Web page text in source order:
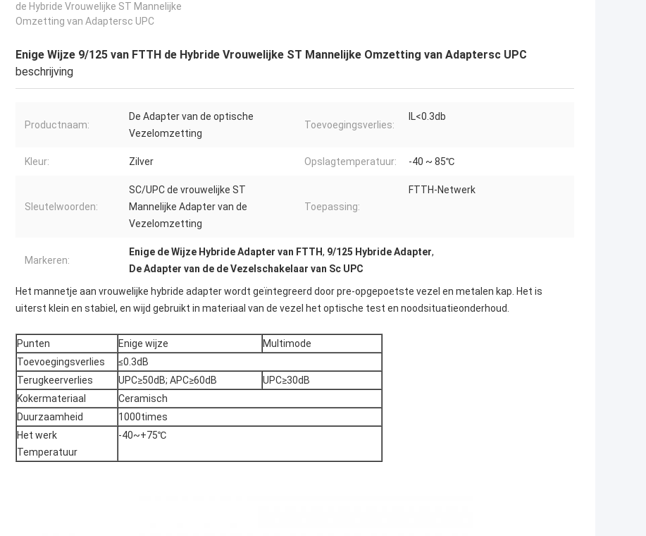
de Hybride Vrouwelijke ST Mannelijke
Omzetting van Adaptersc UPC
Enige Wijze 9/125 van FTTH de Hybride Vrouwelijke ST Mannelijke Omzetting van Adaptersc UPC
beschrijving
Productnaam:
De Adapter van de optische
Vezelomzetting
Toevoegingsverlies:
IL<0.3db
Kleur: Zilver Opslagtemperatuur: -40 ~ 85℃
Sleutelwoorden:
SC/UPC de vrouwelijke ST
Mannelijke Adapter van de
Vezelomzetting
Toepassing:
FTTH-Netwerk
Markeren:
Enige de Wijze Hybride Adapter van FTTH, 9/125 Hybride Adapter,
De Adapter van de de Vezelschakelaar van Sc UPC
Het mannetje aan vrouwelijke hybride adapter wordt geïntegreerd door pre-opgepoetste vezel en metalen kap. Het is
uiterst klein en stabiel, en wijd gebruikt in materiaal van de vezel het optische test en noodsituatieonderhoud.
Punten Enige wijze
Multimode
Toevoegingsverlies
≤0.3dB
Terugkeerverlies
UPC≥50dB; APC≥60dB
UPC≥30dB
Kokermateriaal
Ceramisch
Duurzaamheid
1000times
Het werk
Temperatuur
-40~+75℃